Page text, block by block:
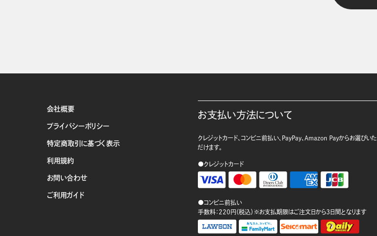
会社概要
プライバシーポリシー
特定商取引に基づく表示
利用規約
お問い合わせ
ご利用ガイド
お支払い方法について
クレジットカード、コンビニ前払い、PayPay、Amazon Payからお選びいた
だけます。
●クレジットカード
●コンビニ前払い
手数料：220円（税込）※お支払期限はご注文日から3日間となります